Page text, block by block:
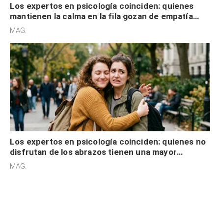
Los expertos en psicología coinciden: quienes
mantienen la calma en la fila gozan de empatía
cognitiva, gratitud y no solo tienen autocontrol
MAG.
Los expertos en psicología coinciden: quienes no
disfrutan de los abrazos tienen una mayor
sensibilidad a los estímulos físicos y no es por
MAG.